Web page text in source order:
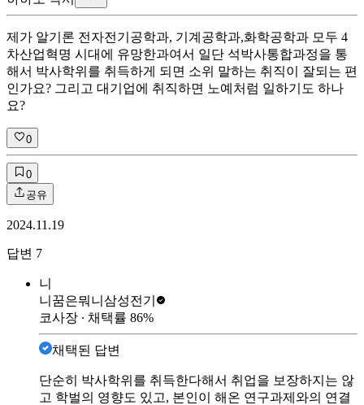
제가 알기론 전자전기공학과, 기계공학과,화학공학과 모두 4
차산업혁명 시대에 유망한과여서 일단 석박사통합과정을 통
해서 박사학위를 취득하게 되면 소위 말하는 취직이 잘되는 편
인가요? 그리고 대기업에 취직하면 노예처럼 일하기도 하나
요?
0
0
공유
2024.11.19
답변 7
니
니꿈은뭐니 삼성전기
코사장 ∙ 채택률 86%
채택된 답변
단순히 박사학위를 취득한다해서 취업을 보장하지는 않
고 학벌의 영향도 있고, 본인이 해온 연구과제와의 연결